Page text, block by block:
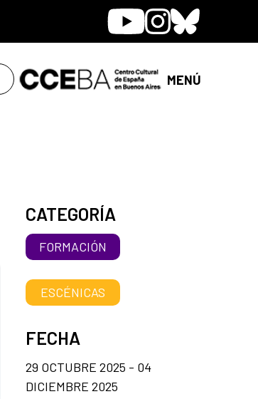
YoutubeInstagram
Bluesky
MENÚ
CATEGORÍA
FORMACIÓN
ESCÉNICAS
FECHA
29 OCTUBRE 2025 - 04
DICIEMBRE 2025